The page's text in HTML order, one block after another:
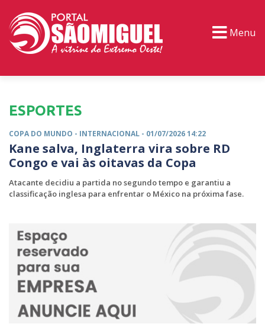
Menu
ESPORTES
COPA DO MUNDO - INTERNACIONAL - 01/07/2026 14:22
Kane salva, Inglaterra vira sobre RD
Congo e vai às oitavas da Copa
Atacante decidiu a partida no segundo tempo e garantiu a
classificação inglesa para enfrentar o México na próxima fase.